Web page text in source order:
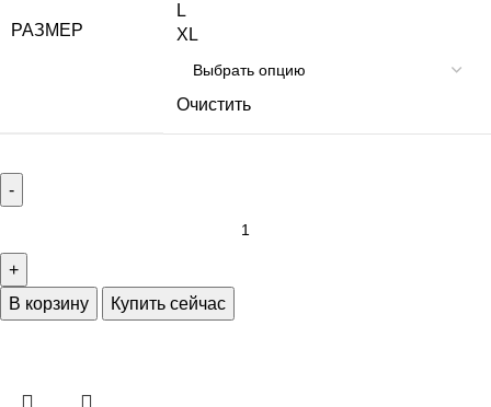
РАЗМЕР
L
XL
Очистить
В корзину Купить сейчас